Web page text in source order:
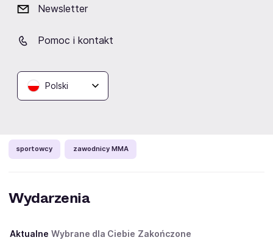
Newsletter
Pomoc i kontakt
Polski
czasu przyglądała się federacja
doszło Szewczyk pojedynkował się jeszcze na gali
doznając porażki. Lepszy od niego w oktagonie był
Diyar Nurgozhay
, a bilans Polaka ustabilizował się na
poziomie8-3-1.
sportowcy zawodnicy MMA
Wydarzenia
Aktualne Wybrane dla Ciebie Zakończone